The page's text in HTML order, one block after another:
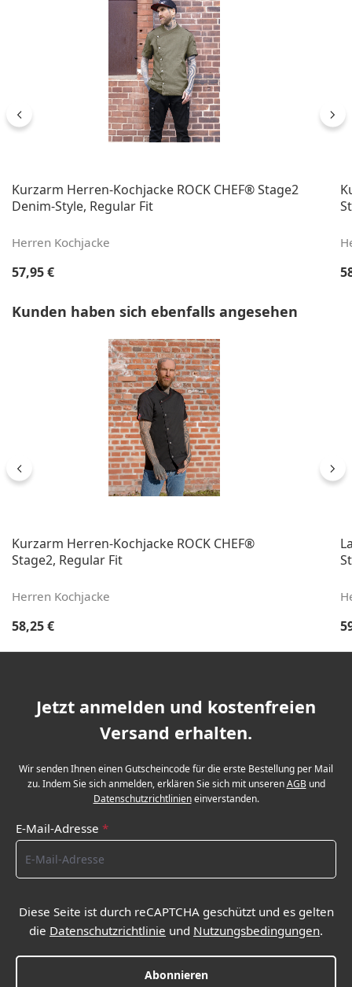
Kurzarm Herren-Kochjacke ROCK CHEF® Stage2
Denim-Style, Regular Fit
Herren Kochjacke
Regulärer Preis:
57,95 €
Produktgalerie überspringen
Kunden haben sich ebenfalls angesehen
Kurzarm Herren-Kochjacke ROCK CHEF®
Stage2, Regular Fit
Herren Kochjacke
Regulärer Preis:
58,25 €
Jetzt anmelden und kostenfreien
Versand erhalten.
Wir senden Ihnen einen Gutscheincode für die erste Bestellung per Mail
zu. Indem Sie sich anmelden, erklären Sie sich mit unserenAGBund
Datenschutzrichtlinieneinverstanden.
E-Mail-Adresse *
Diese Seite ist durch reCAPTCHA geschützt und es gelten
die Datenschutzrichtlinie und Nutzungsbedingungen.
Abonnieren